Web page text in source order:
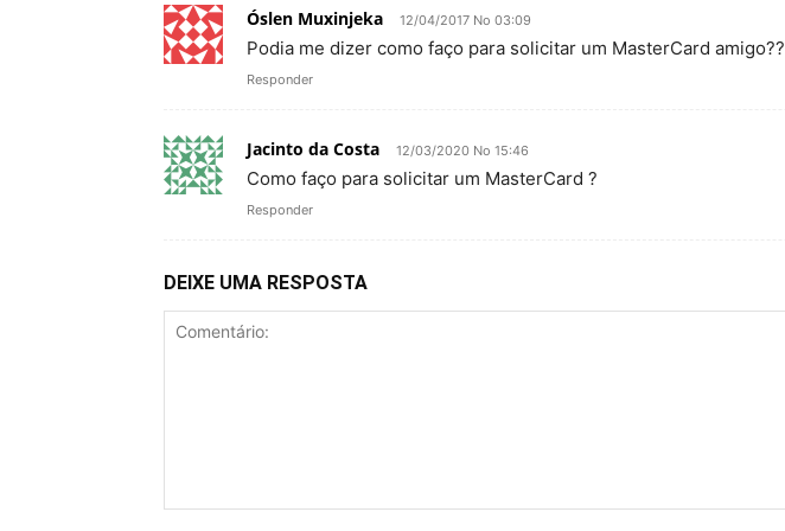
Óslen Muxinjeka 12/04/2017 No 03:09
Podia me dizer como faço para solicitar um MasterCard amigo??
Responder
Jacinto da Costa 12/03/2020 No 15:46
Como faço para solicitar um MasterCard ?
Responder
DEIXE UMA RESPOSTA